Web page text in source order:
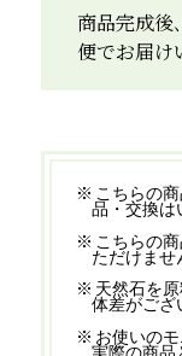
商品完成後
便でお届け
こちらの
品・交換は
こちらの
ただけませ
天然石を
体差がござ
お使いの
実際の商品